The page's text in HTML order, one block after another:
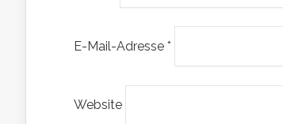
E-Mail-Adresse *
Website